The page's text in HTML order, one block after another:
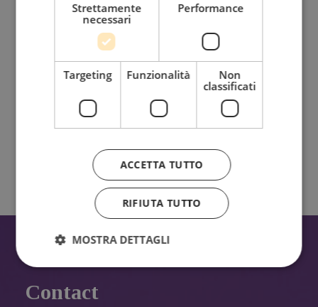
Riflessioni, provocazioni, bellezza da condividere insieme
Ho letto e accetto l'
Informativa sul trattamento dei
Contact
Strettamente
necessari
Performance
Targeting Funzionalità
Non
classificati
ACCETTA TUTTO
RIFIUTA TUTTO
MOSTRA DETTAGLI